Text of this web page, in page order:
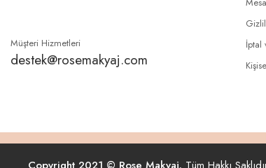
Müşteri Hizmetleri
destek@rosemakyaj.com
İptal